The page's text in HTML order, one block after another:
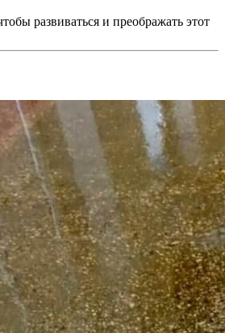
развиваться и преображать этот